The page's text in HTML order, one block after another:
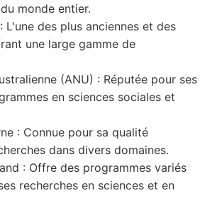
monde entier.
L'une des plus anciennes et des
une large gamme de
(ANU) : Réputée pour ses
en sciences sociales et
: Connue pour sa qualité
dans divers domaines.
: Offre des programmes variés
recherches en sciences et en